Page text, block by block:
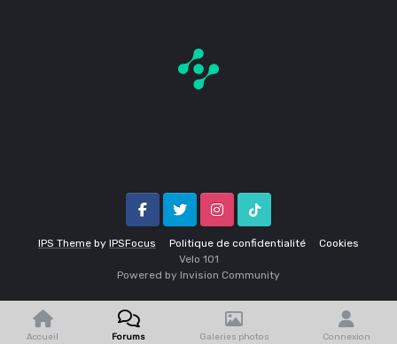
IPS Theme by IPSFocus Politique de confidentialité Cookies
FacebookTwitter InstagramTik Tok
Velo 1O1
Powered by Invision Community
Accueil Forums Galeries photos Connexion